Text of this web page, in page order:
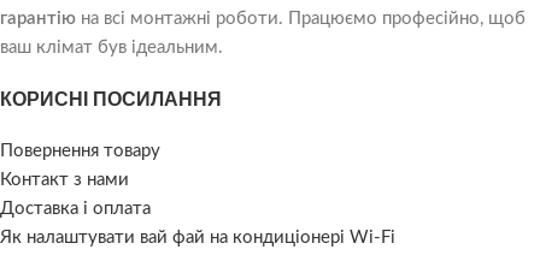
гарантію на всі монтажні роботи. Працюємо професійно, щоб
ваш клімат був ідеальним.
КОРИСНІ ПОСИЛАННЯ
Повернення товару
Контакт з нами
Доставка і оплата
Як налаштувати вай фай на кондиціонері Wi-Fi